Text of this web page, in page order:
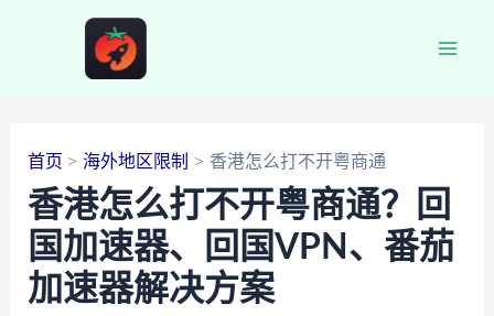
首页 海外地区限制 香港怎么打不开粤商通
香港怎么打不开粤商通？回
国加速器、回国VPN、番茄
加速器解决方案